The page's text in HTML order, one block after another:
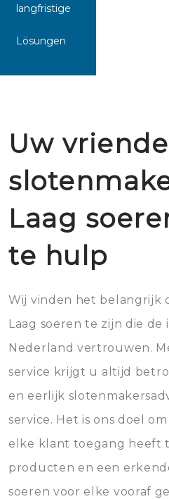
langfristige
Lösungen
Uw
Laag
te hulp
Wij vinden het belangrijk
Laag soeren te zijn die de
Nederland vertrouwen.
service krijgt u altijd
en eerlijk
service. Het is ons doel
elke klant toegang heeft
producten en een
soeren voor elke vooraf